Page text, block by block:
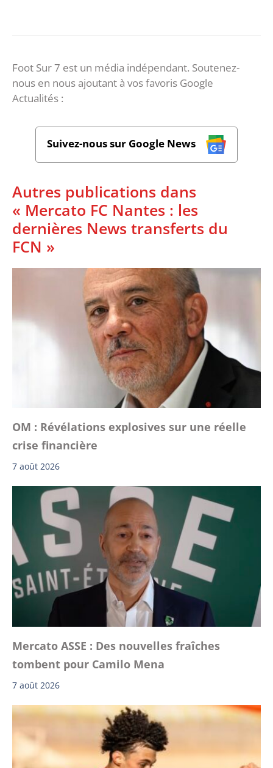
Foot Sur 7 est un média indépendant. Soutenez-
nous en nous ajoutant à vos favoris Google
Actualités :
Suivez-nous sur Google News
Autres publications dans
« Mercato FC Nantes : les
dernières News transferts du
FCN »
OM : Révélations explosives sur une réelle
crise financière
7 août 2026
Mercato ASSE : Des nouvelles fraîches
tombent pour Camilo Mena
7 août 2026